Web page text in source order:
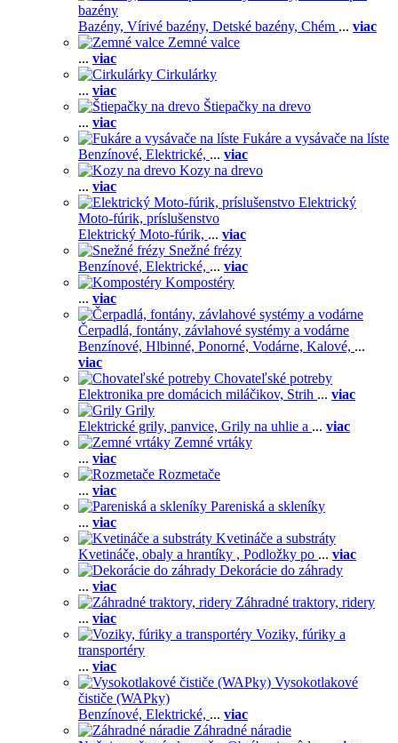
bazény
Bazény, Vírivé bazény, Detské bazény, Chém ... viac
Zemné valce
... viac
Cirkulárky
... viac
Štiepačky na drevo
... viac
Fukáre a vysávače na líste
Benzínové, Elektrické, ... viac
Kozy na drevo
... viac
Elektrický
Moto-fúrik, príslušenstvo
Elektrický Moto-fúrik, ... viac
Snežné frézy
Benzínové, Elektrické, ... viac
Kompostéry
... viac
Čerpadlá, fontány, závlahové systémy a vodárne
Benzínové, Hlbinné, Ponorné, Vodárne, Kalové, ...
viac
Chovateľské potreby
Elektronika pre domácich miláčikov, Strih ... viac
Grily
Elektrické grily, panvice, Grily na uhlie a ... viac
Zemné vrtáky
... viac
Rozmetače
... viac
Pareniská a skleníky
... viac
Kvetináče a substráty
Kvetináče, obaly a hrantíky , Podložky po ... viac
Dekorácie do záhrady
... viac
Záhradné traktory, ridery
... viac
Voziky, fúriky a
transportéry
... viac
Vysokotlakové
čističe (WAPky)
Benzínové, Elektrické, ... viac
Záhradné náradie